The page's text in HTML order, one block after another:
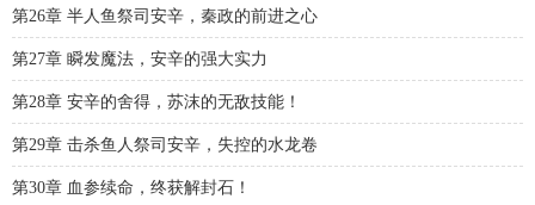
第26章 半人鱼祭司安辛，秦政的前进之心
第27章 瞬发魔法，安辛的强大实力
第28章 安辛的舍得，苏沫的无敌技能！
第29章 击杀鱼人祭司安辛，失控的水龙卷
第30章 血参续命，终获解封石！